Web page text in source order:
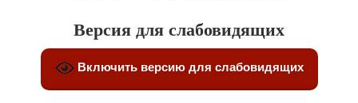
Версия для слабовидящих
Включить версию для слабовидящих